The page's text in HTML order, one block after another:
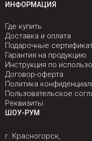
ИНФОРМАЦИЯ
Где купить
Доставка и оплата
Подарочные
Гарантия на продукцию
Инструкция по
Договор-оферта
Политика
Пользовательское
Реквизиты
ШОУ-РУМ
г. Красногорск,